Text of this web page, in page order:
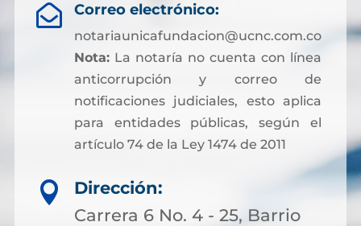
 Correo electrónico:
notariaunicafundacion@ucnc.com.co
Nota:La notaría no cuenta con línea
anticorrupción y correo de
notificaciones judiciales, esto aplica
para entidades públicas, según el
artículo 74 de la Ley 1474 de 2011

Dirección:
Carrera 6 No. 4 - 25, Barrio